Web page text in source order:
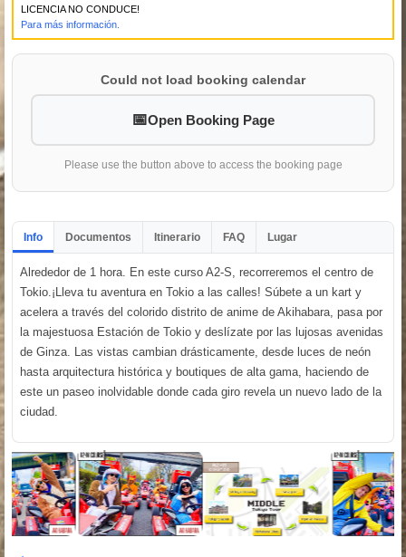
LICENCIA NO CONDUCE!
Para más información.
Could not load booking calendar
Open Booking Page
Please use the button above to access the booking page
Info Documentos Itinerario FAQ Lugar
Alrededor de 1 hora. En este curso A2-S, recorreremos el centro de
Tokio.¡Lleva tu aventura en Tokio a las calles! Súbete a un kart y
acelera a través del colorido distrito de anime de Akihabara, pasa por
la majestuosa Estación de Tokio y deslízate por las lujosas avenidas
de Ginza. Las vistas cambian drásticamente, desde luces de neón
hasta arquitectura histórica y boutiques de alta gama, haciendo de
este un paseo inolvidable donde cada giro revela un nuevo lado de la
ciudad.